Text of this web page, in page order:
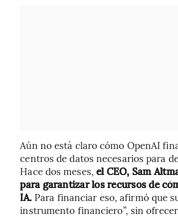
Aún no está claro cómo OpenAI
centros de datos necesarios para
Hace dos meses, el CEO, Sam
para garantizar los recursos de
IA. Para financiar eso, afirmó que
instrumento financiero”, sin